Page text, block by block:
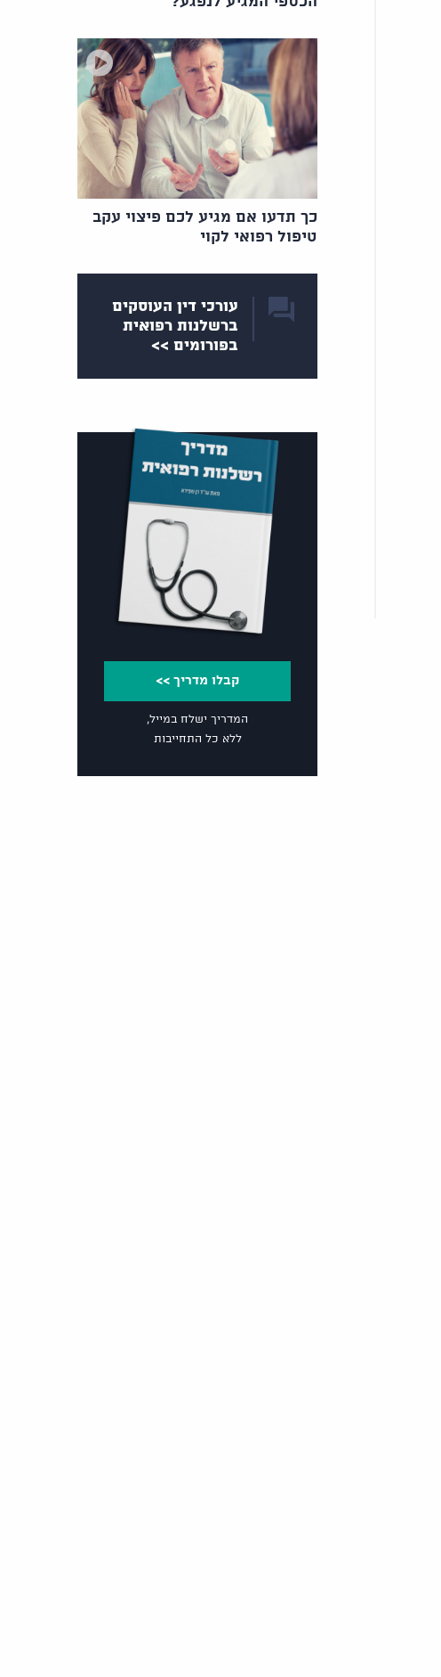
כך תדעו אם מגיע לכם פיצוי עקב
טיפול רפואי לקוי
עורכי דין העוסקים
ברשלנות רפואית
בפורומים >>
קבלו מדריך >>
המדריך ישלח במייל,
ללא כל התחייבות